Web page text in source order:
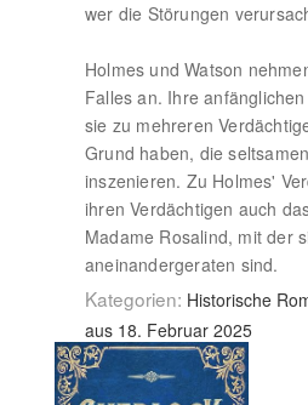
wer die Störungen
Holmes und Watson
Falles an. Ihre
sie zu mehreren
Grund haben, die
inszenieren. Zu Holmes'
ihren Verdächtigen auch
Madame Rosalind, mit der
aneinandergeraten sind.
Kategorien: Historische
aus 18. Februar 2025